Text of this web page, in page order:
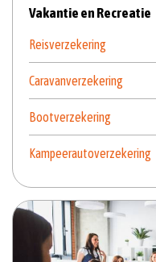
Vakantie en Recreatie
Reisverzekering
Caravanverzekering
Bootverzekering
Kampeerautoverzekering